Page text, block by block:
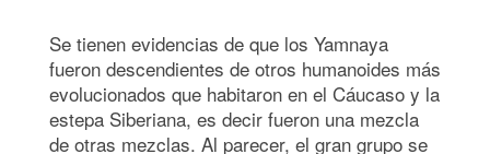
Se tienen evidencias de que los Yamnaya
fueron descendientes de otros humanoides más
evolucionados que habitaron en el Cáucaso y la
estepa Siberiana, es decir fueron una mezcla
de otras mezclas. Al parecer, el gran grupo se